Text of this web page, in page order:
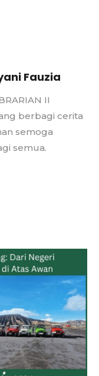
Fauzia
II
berbagi cerita
semoga
semua.